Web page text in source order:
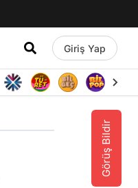
Giriş Yap
Görüş Bildir